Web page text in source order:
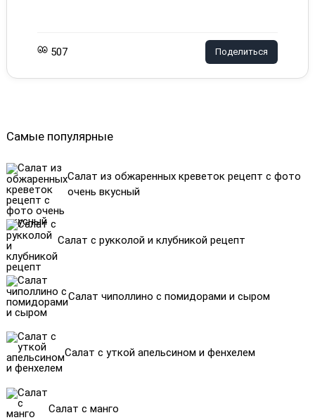
Самые популярные
Салат из обжаренных креветок рецепт с фото
очень вкусный
Салат с рукколой и клубникой рецепт
Салат чиполлино с помидорами и сыром
Салат с уткой апельсином и фенхелем
Салат с манго
507 Поделиться